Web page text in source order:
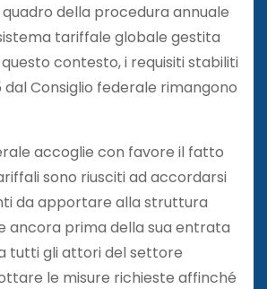
della procedura annuale
tariffale globale gestita
questo contesto, i requisiti stabiliti
dal Consiglio federale rimangono
accoglie con favore il fatto
sono riusciti ad accordarsi
da apportare alla struttura
ancora prima della sua entrata
tutti gli attori del settore
le misure richieste affinché